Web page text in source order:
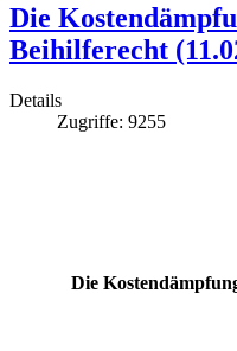
Die
Beihilferecht
Details
Zugriffe: 9255
Die